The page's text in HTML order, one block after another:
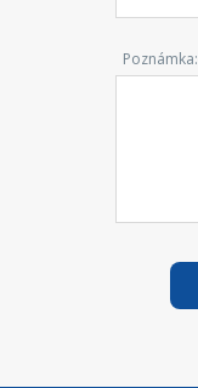
Poznámka: